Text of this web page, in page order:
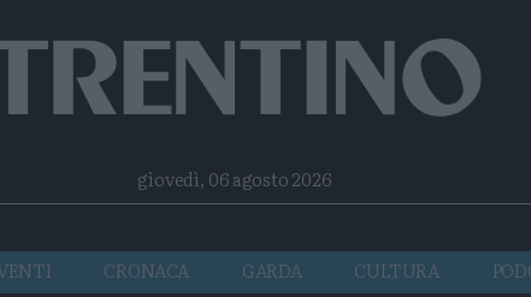
Telegram
RSSgiovedì, 06 agosto 2026
CRONACA GARDA CULTURA